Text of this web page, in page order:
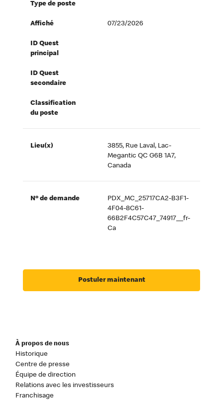
Type de poste
Affiché 07/23/2026
ID Quest
principal
ID Quest
secondaire
Classification
du poste
Lieu(x)
3855, Rue Laval, Lac-
Megantic QC G6B 1A7,
Canada
Nº de demande
PDX_MC_25717CA2-B3F1-
4F04-8C61-
66B2F4C57C47_74917__fr-
Ca
Postuler maintenant
À propos de nous
Historique
Centre de presse
Équipe de direction
Relations avec les investisseurs
Franchisage